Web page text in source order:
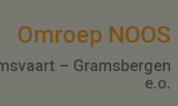
Omroep NOOS
– Gramsbergen
e.o.